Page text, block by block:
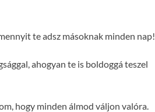
te adsz másoknak minden nap!
ahogyan te is boldoggá teszel
hogy minden álmod váljon valóra.